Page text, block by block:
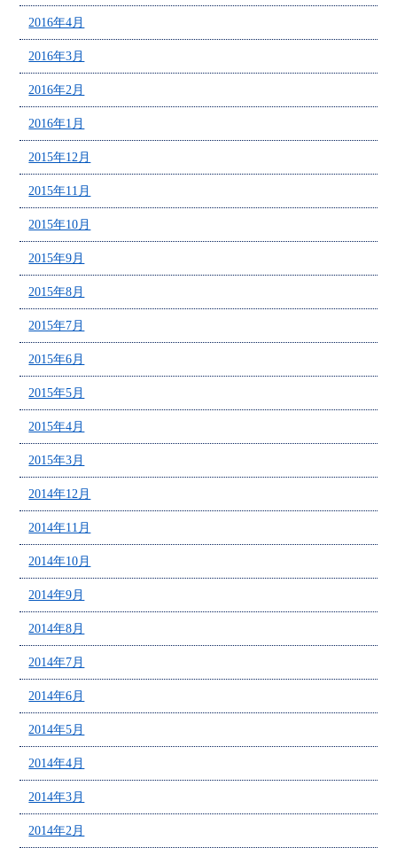
2016年4月
2016年3月
2016年2月
2016年1月
2015年12月
2015年11月
2015年10月
2015年9月
2015年8月
2015年7月
2015年6月
2015年5月
2015年4月
2015年3月
2014年12月
2014年11月
2014年10月
2014年9月
2014年8月
2014年7月
2014年6月
2014年5月
2014年4月
2014年3月
2014年2月